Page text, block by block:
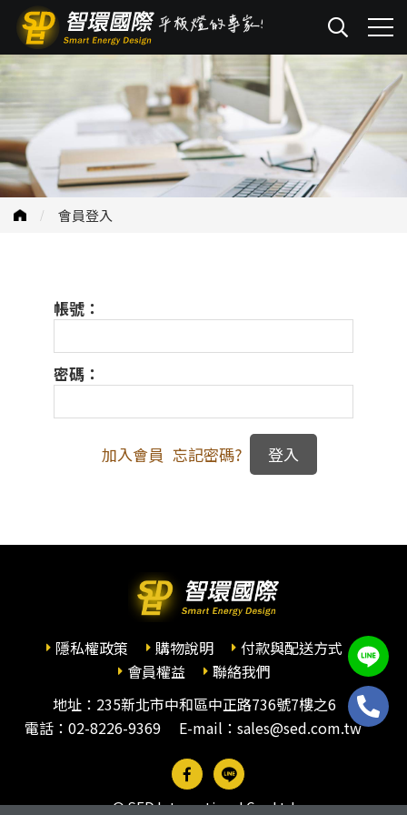
會員登入
帳號：
密碼：
加入會員 忘記密碼?
隱私權政策 購物說明
付款與配送方式
會員權益
聯絡我們
地址：235新北市中和區中正路736號7樓之6
電話： 02-8226-9369 E-mail：sales@sed.com.tw
© SED International Co., Ltd